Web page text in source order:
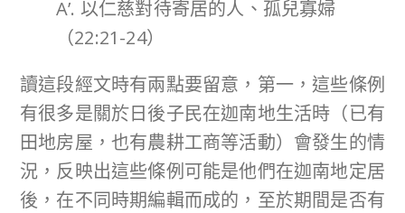
A’. 以仁慈對待寄居的人、孤兒寡婦
（22:21-24）
讀這段經文時有兩點要留意，第一，這些條例
有很多是關於日後子民在迦南地生活時（已有
田地房屋，也有農耕工商等活動）會發生的情
況，反映出這些條例可能是他們在迦南地定居
後，在不同時期編輯而成的，至於期間是否有